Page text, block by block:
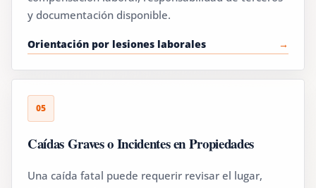
y documentación disponible.
Orientación por lesiones laborales
05
Caídas Graves o Incidentes en Propiedades
Una caída fatal puede requerir revisar el lugar,